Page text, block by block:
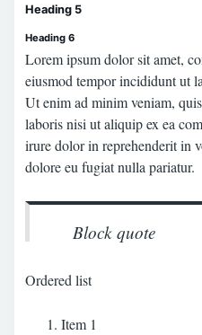
Heading 5
Heading 6
Lorem ipsum dolor sit amet,
eiusmod tempor incididunt ut
Ut enim ad minim veniam,
laboris nisi ut aliquip ex ea
irure dolor in reprehenderit in
dolore eu fugiat nulla pariatur.
Block quote
Ordered list
Item 1